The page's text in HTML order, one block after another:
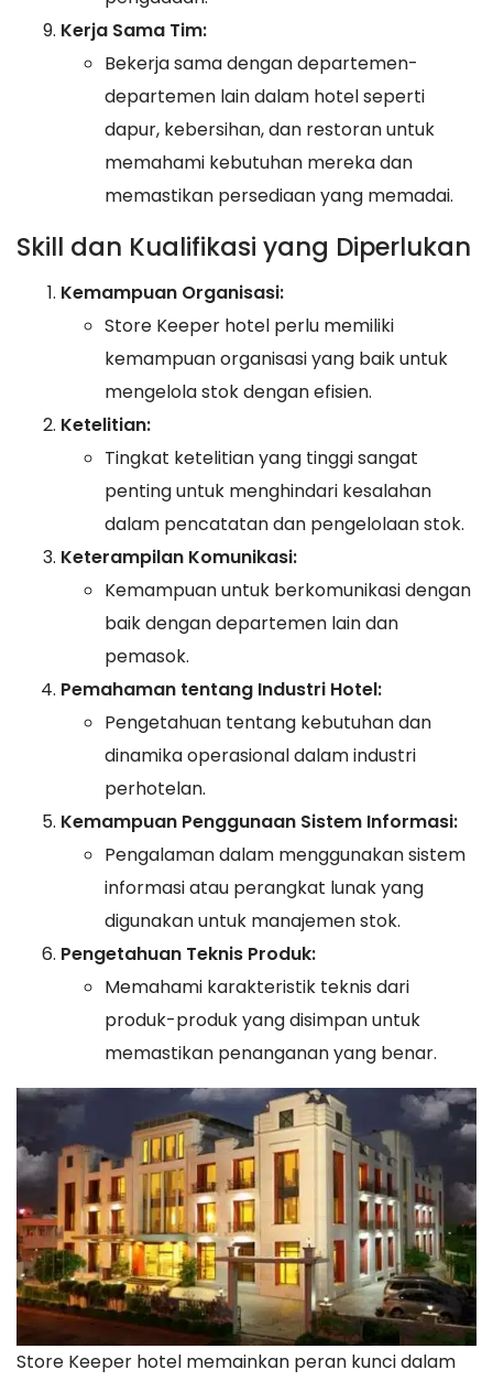
Kerja Sama Tim:
Bekerja sama dengan departemen-
departemen lain dalam hotel seperti
dapur, kebersihan, dan restoran untuk
memahami kebutuhan mereka dan
memastikan persediaan yang memadai.
Skill dan Kualifikasi yang Diperlukan
Kemampuan Organisasi:
Store Keeper hotel perlu memiliki
kemampuan organisasi yang baik untuk
mengelola stok dengan efisien.
Ketelitian:
Tingkat ketelitian yang tinggi sangat
penting untuk menghindari kesalahan
dalam pencatatan dan pengelolaan stok.
Keterampilan Komunikasi:
Kemampuan untuk berkomunikasi dengan
baik dengan departemen lain dan
pemasok.
Pemahaman tentang Industri Hotel:
Pengetahuan tentang kebutuhan dan
dinamika operasional dalam industri
perhotelan.
Kemampuan Penggunaan Sistem Informasi:
Pengalaman dalam menggunakan sistem
informasi atau perangkat lunak yang
digunakan untuk manajemen stok.
Pengetahuan Teknis Produk:
Memahami karakteristik teknis dari
produk-produk yang disimpan untuk
memastikan penanganan yang benar.
Store Keeper hotel memainkan peran kunci dalam